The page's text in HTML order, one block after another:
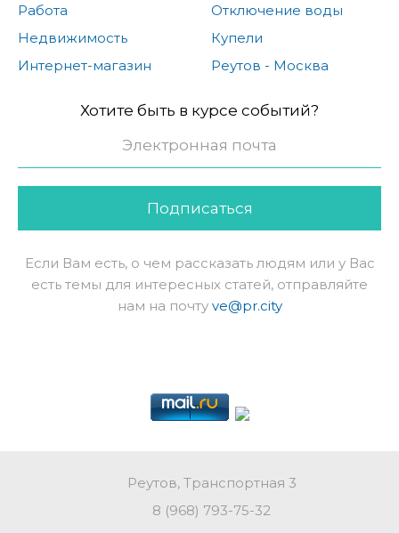
Работа
Недвижимость
Интернет-магазин
Отключение воды
Купели
Реутов - Москва
Хотите быть в курсе событий?
Подписаться
Если Вам есть, о чем рассказать людям или у Вас
есть темы для интересных статей, отправляйте
нам на почту ve@pr.city
Реутов, Транспортная 3
8 (968) 793-75-32